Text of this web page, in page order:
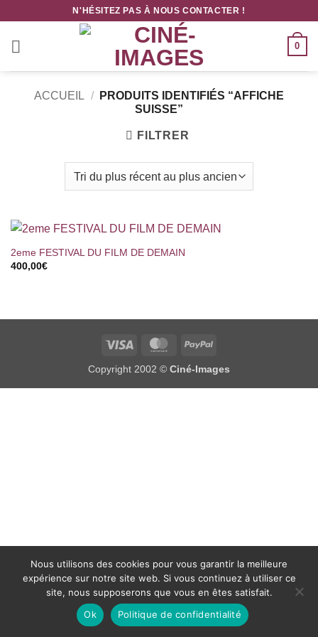
contenu
N'HÉSITEZ PAS À NOUS CONTACTER !
0
ACCUEIL /
PRODUITS IDENTIFIÉS “AFFICHE
SUISSE”
FILTRER
2eme FESTIVAL DU FILM DE DEMAIN
400,00€
Visa MasterCardPayPal
Copyright 2002 © Ciné-Images
Nous utilisons des cookies pour vous garantir la meilleure
expérience sur notre site web. Si vous continuez à utiliser ce
site, nous supposerons que vous en êtes satisfait.
Ok
Politique de confidentialité